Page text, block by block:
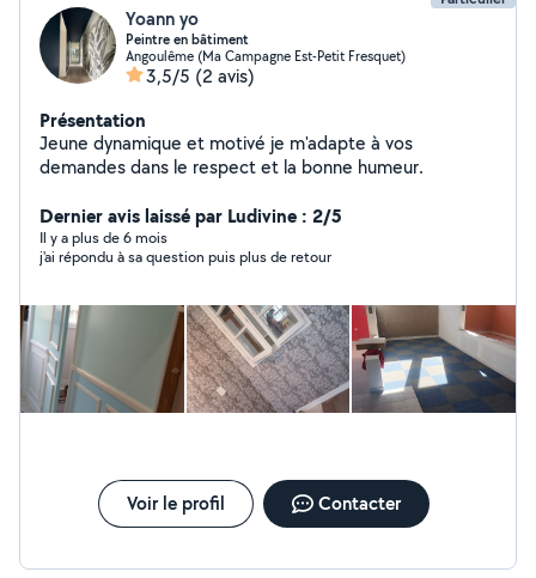
Yoann yo
Peintre en bâtiment
Angoulême (Ma Campagne Est-Petit Fresquet)
3,5/5 (2 avis)
Présentation
Jeune dynamique et motivé je m'adapte à vos
demandes dans le respect et la bonne humeur.
Dernier avis laissé par Ludivine : 2/5
Il y a plus de 6 mois
j'ai répondu à sa question puis plus de retour
Voir le profil Contacter